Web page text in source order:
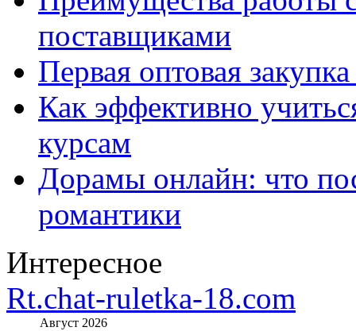
поставщиками
Первая оптовая
Как эффективно
курсам
Дорамы онлайн: что
романтики
Интересное
Rt.chat-ruletka-18.com
Август 2026